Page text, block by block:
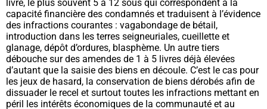
livre, le plus souvent 5 à 12 sous qui correspondent à la
capacité financière des condamnés et traduisent à l’évidence
des infractions courantes : vagabondage de bétail,
introduction dans les terres seigneuriales, cueillette et
glanage, dépôt d’ordures, blasphème. Un autre tiers
débouche sur des amendes de 1 à 5 livres déjà élevées
d’autant que la saisie des biens en découle. C’est le cas pour
les jeux de hasard, la conservation de biens dérobés afin de
dissuader le recel et surtout toutes les infractions mettant en
péril les intérêts économiques de la communauté et au